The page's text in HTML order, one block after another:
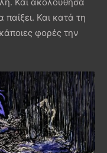
Και κατά τη
φορές την